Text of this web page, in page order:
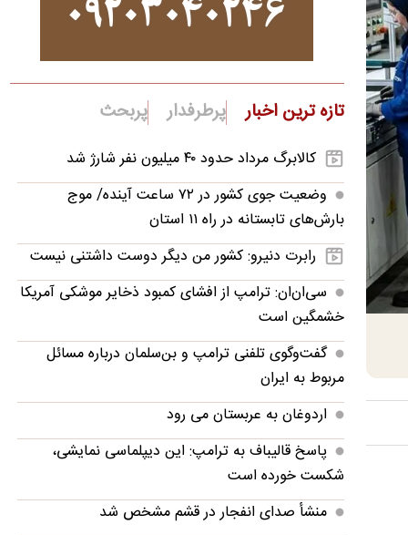
تازه ترین اخبار پرطرفدار پربحث
کالابرگ مرداد حدود ۴۰‌ میلیون نفر شارژ شد
وضعیت جوی کشور در ۷۲ ساعت آینده/ موج
بارش‌های تابستانه در راه ۱۱ استان
رابرت دنیرو: کشور من دیگر دوست داشتنی نیست
سی‌ان‌ان: ترامپ از افشای کمبود ذخایر موشکی آمریکا
خشمگین است
گفت‌وگوی تلفنی ترامپ و بن‌سلمان درباره مسائل
مربوط به ایران
اردوغان به عربستان می رود
پاسخ قالیباف به ترامپ: این دیپلماسی نمایشی،
شکست خورده است
منشأ صدای انفجار در قشم مشخص شد